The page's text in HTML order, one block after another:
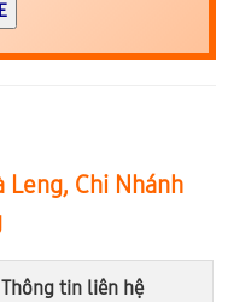
Leng, Chi Nhánh
Thông tin liên hệ